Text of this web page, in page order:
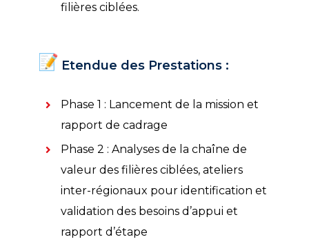
filières ciblées.
Etendue des Prestations :
Phase 1 : Lancement de la mission et
rapport de cadrage
Phase 2 : Analyses de la chaîne de
valeur des filières ciblées, ateliers
inter-régionaux pour identification et
validation des besoins d’appui et
rapport d’étape